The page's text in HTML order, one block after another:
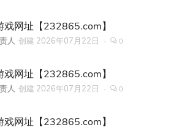
网址【232865.com】
人 创建 2026年07月22日 0
网址【232865.com】
人 创建 2026年07月22日 0
网址【232865.com】